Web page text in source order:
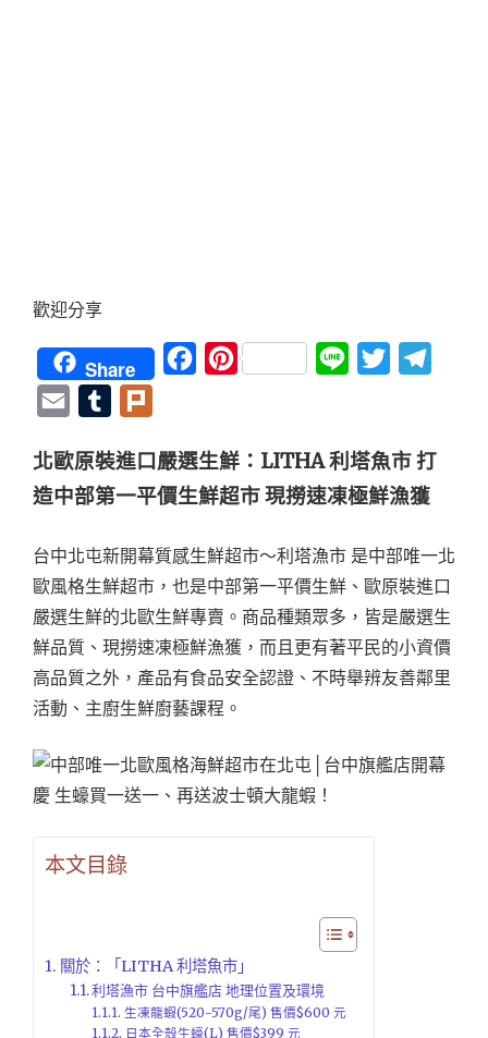
歡迎分享
Share FacebookPinterest Line Twitter
Email Tumblr
北歐原裝進口嚴選生鮮：LITHA 利塔魚市 打
造中部第一平價生鮮超市 現撈速凍極鮮漁獲
台中北屯新開幕質感生鮮超市～利塔漁市 是中部唯一北
歐風格生鮮超市，也是中部第一平價生鮮、歐原裝進口
嚴選生鮮的北歐生鮮專賣。商品種類眾多，皆是嚴選生
鮮品質、現撈速凍極鮮漁獲，而且更有著平民的小資價
高品質之外，產品有食品安全認證、不時舉辨友善鄰里
活動、主廚生鮮廚藝課程。
本文目錄
關於：「LITHA 利塔魚市」
利塔漁市 台中旗艦店 地理位置及環境
生凍龍蝦(520-570g/尾) 售價$600 元
日本全殼生蠔(L) 售價$399 元